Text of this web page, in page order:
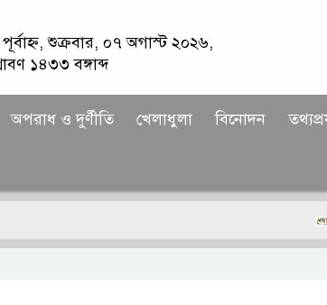
শুক্রবার, ০৭ অগাস্ট ২০২৬,
১৪৩৩ বঙ্গাব্দ
অপরাধ ও দুর্ণীতি খেলাধুলা বিনোদন